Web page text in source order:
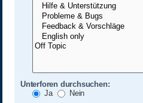
Unterforen durchsuchen:
Ja
Nein